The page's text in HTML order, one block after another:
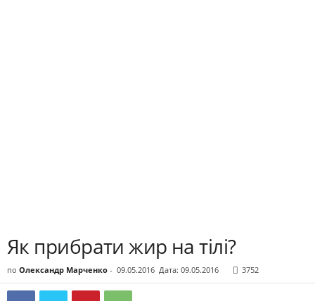
Як прибрати жир на тілі?
по Олександр Марченко - 09.05.2016 Дата: 09.05.2016 3752